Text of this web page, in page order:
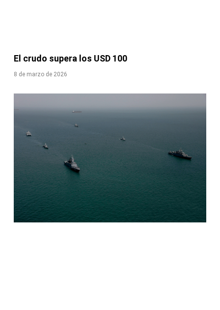
El crudo supera los USD 100
8 de marzo de 2026